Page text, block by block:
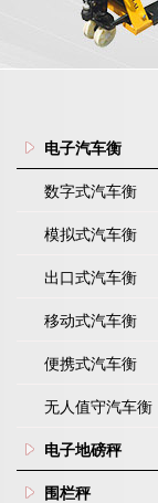
电子汽车衡
数字式汽车衡
模拟式汽车衡
出口式汽车衡
移动式汽车衡
便携式汽车衡
无人值守汽车衡
电子地磅秤
围栏秤